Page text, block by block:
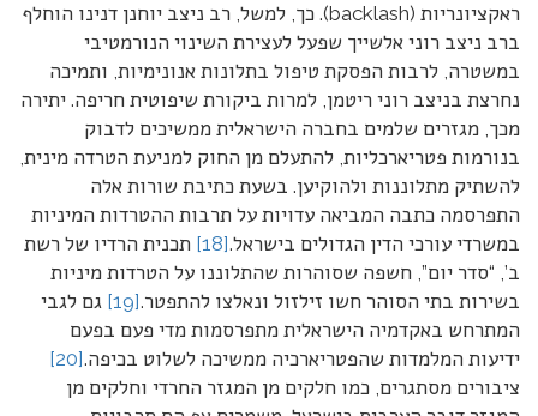
ראקציונריות (backlash). כך, למשל, רב ניצב יוחנן דנינו הוחלף
ברב ניצב רוני אלשייך שפעל לעצירת השינוי הנורמטיבי
במשטרה, לרבות הפסקת טיפול בתלונות אנונימיות, ותמיכה
נחרצת בניצב רוני ריטמן, למרות ביקורת שיפוטית חריפה. יתירה
מכך, מגזרים שלמים בחברה הישראלית ממשיכים לדבוק
בנורמות פטריארכליות, להתעלם מן החוק למניעת הטרדה מינית,
להשתיק מתלוננות ולהוקיען. בשעת כתיבת שורות אלה
התפרסמה כתבה המביאה עדויות על תרבות ההטרדות המיניות
במשרדי עורכי הדין הגדולים בישראל.[18]
תכנית הרדיו של רשת
ב’, “סדר יום”, חשפה שסוהרות שהתלוננו על הטרדות מיניות
בשירות בתי הסוהר חשו זילזול ונאלצו להתפטר.[19]
גם לגבי
המתרחש באקדמיה הישראלית מתפרסמות מדי פעם בפעם
ידיעות המלמדות שהפטריארכיה ממשיכה לשלוט בכיפה.[20]
ציבורים מסתגרים, כמו חלקים מן המגזר החרדי וחלקים מן